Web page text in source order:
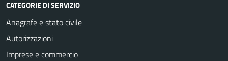
CATEGORIE DI SERVIZIO
Anagrafe e stato civile
Autorizzazioni
Imprese e commercio